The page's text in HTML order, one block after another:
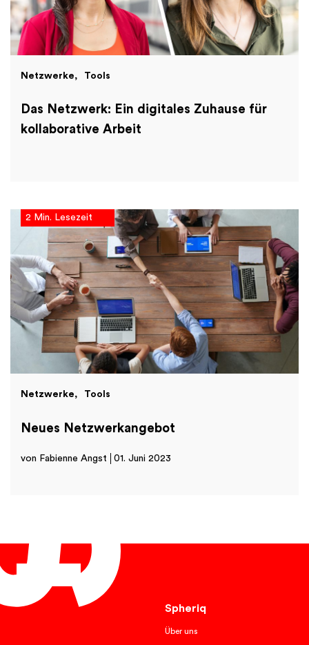
Netzwerke Tools
Das Netzwerk: Ein digitales Zuhause für
kollaborative Arbeit
2 Min. Lesezeit
Netzwerke Tools
Neues Netzwerkangebot
von Fabienne Angst 01. Juni 2023
Spheriq
Über uns